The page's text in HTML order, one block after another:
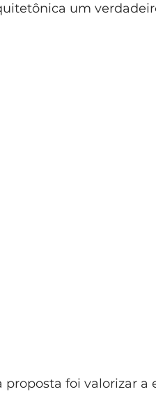
um
proposta foi valorizar a